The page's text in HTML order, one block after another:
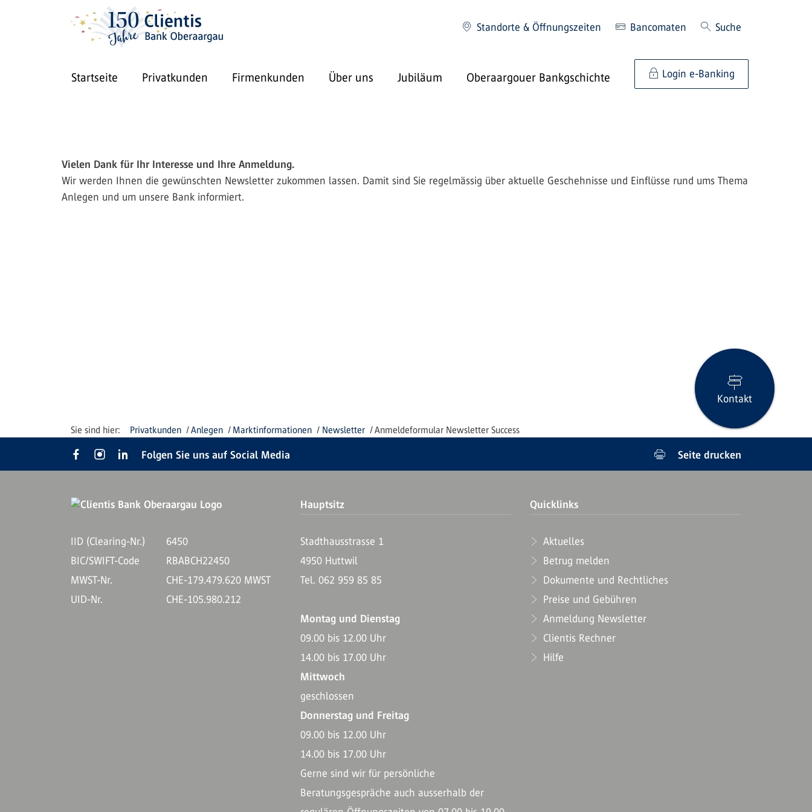
Standorte & Öffnungszeiten Bancomaten Suche
Startseite Privatkunden Firmenkunden Über uns Jubiläum Oberaargouer Bankgschichte Login e-Banking
Vielen Dank für Ihr Interesse und Ihre Anmeldung.
Wir werden Ihnen die gewünschten Newsletter zukommen lassen. Damit sind Sie regelmässig über aktuelle Geschehnisse und Einflüsse rund ums Thema
Anlegen und um unsere Bank informiert.
Privatkunden Anlegen Marktinformationen Newsletter Anmeldeformular Newsletter Success
Kontakt
Folgen Sie uns auf Social Media Seite drucken
Hauptsitz Quicklinks
IID (Clearing-Nr.)
6450
BIC/SWIFT-Code
RBABCH22450
MWST-Nr.
CHE-179.479.620 MWST
UID-Nr.
CHE-105.980.212
Stadthausstrasse 1
4950 Huttwil
Tel. 062 959 85 85
Montag und Dienstag
09.00 bis 12.00 Uhr
14.00 bis 17.00 Uhr
Mittwoch
geschlossen
Donnerstag und Freitag
09.00 bis 12.00 Uhr
14.00 bis 17.00 Uhr
Gerne sind wir für persönliche
Beratungsgespräche auch ausserhalb der
Aktuelles
Betrug melden
Dokumente und Rechtliches
Preise und Gebühren
Anmeldung Newsletter
Clientis Rechner
Hilfe